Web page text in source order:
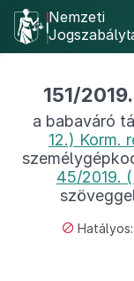
Nemzeti
151/
a babaváró
12.) Korm.
45/2019.
Hatályos: